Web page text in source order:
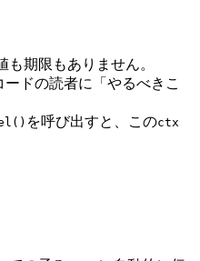
期限もありません。
ドの読者に「やるべきこ
を呼び出すと、このctx